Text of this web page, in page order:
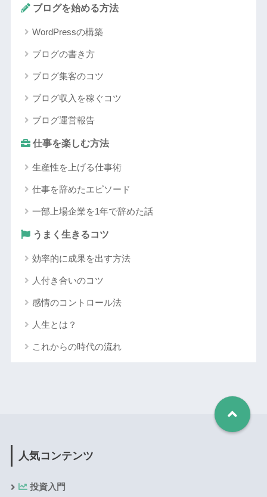
ブログを始める方法
WordPressの構築
ブログの書き方
ブログ集客のコツ
ブログ収入を稼ぐコツ
ブログ運営報告
仕事を楽しむ方法
生産性を上げる仕事術
仕事を辞めたエピソード
一部上場企業を1年で辞めた話
うまく生きるコツ
効率的に成果を出す方法
人付き合いのコツ
感情のコントロール法
人生とは？
これからの時代の流れ
人気コンテンツ
投資入門